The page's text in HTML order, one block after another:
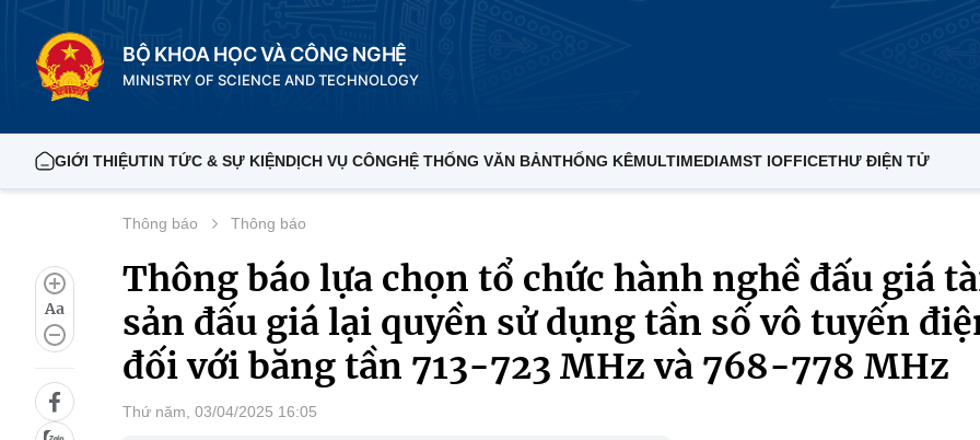
BỘ KHOA HỌC VÀ CÔNG NGHỆ
MINISTRY OF SCIENCE AND TECHNOLOGY
GIỚI THIỆUTIN TỨC & SỰ KIỆNDỊCH VỤ CÔNGHỆ THỐNG VĂN BẢNTHỐNG KÊMULTIMEDIAMST IOFFICETHƯ ĐIỆN TỬ
Aa
Thông báo Thông báo
Thông báo lựa chọn tổ chức hành nghề đấu giá
sản đấu giá lại quyền sử dụng tần số vô tuyến
đối với băng tần 713-723 MHz và 768-778 MHz
Thứ năm, 03/04/2025 16:05